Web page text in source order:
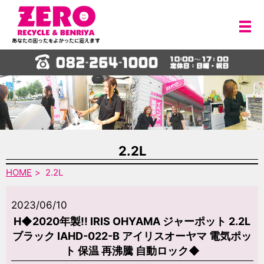
メ
2.2L
HOME 2.2L
2023/06/10
H◆2020年製!! IRIS OHYAMA ジャーポット 2.2L
ブラック IAHD-022-B アイリスオーヤマ 電気ポッ
ト 保温 再沸騰 自動ロック◆